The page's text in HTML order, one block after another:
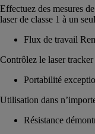
Effectuez des mesures
laser de classe 1 à un
Flux de travail
Contrôlez le laser
Portabilité
Utilisation dans
Résistance